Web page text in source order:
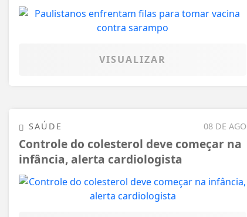
VISUALIZAR
08 DE AGO
SAÚDE
Controle do colesterol deve começar na
infância, alerta cardiologista